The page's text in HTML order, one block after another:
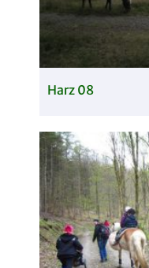
Harz 08